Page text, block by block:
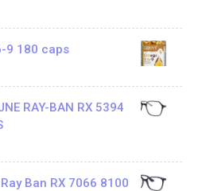
9 180 caps
RAY-BAN RX 5394
Ban RX 7066 8100